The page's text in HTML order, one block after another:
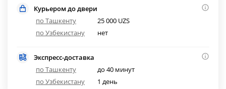
Курьером до двери
по Ташкенту
25 000 UZS
по Узбекистану
нет
Экспресс-доставка
по Ташкенту
до 40 минут
по Узбекистану
1 день